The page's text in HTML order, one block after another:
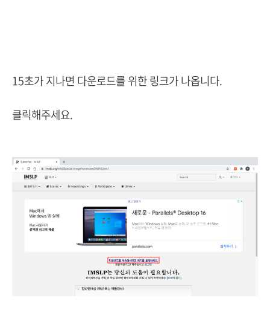
15초가 지나면 다운로드를 위한 링크가 나옵니다.
클릭해주세요.